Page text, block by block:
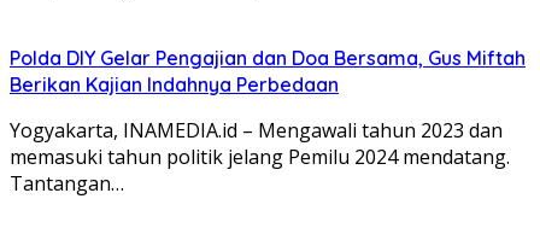
Polda DIY Gelar Pengajian dan Doa Bersama, Gus Miftah
Berikan Kajian Indahnya Perbedaan
Yogyakarta, INAMEDIA.id – Mengawali tahun 2023 dan
memasuki tahun politik jelang Pemilu 2024 mendatang.
Tantangan…